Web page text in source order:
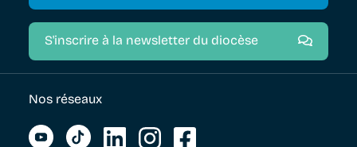
S'inscrire à la newsletter du diocèse
Nos réseaux